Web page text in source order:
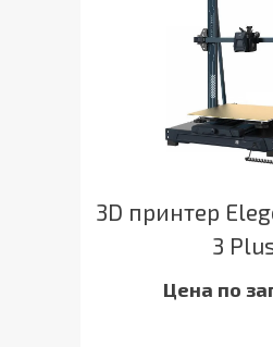
3D принтер
3
Цена по